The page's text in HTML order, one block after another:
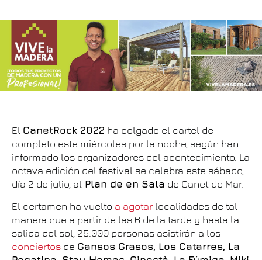
El CanetRock 2022 ha colgado el cartel de
completo este miércoles por la noche, según han
informado los organizadores del acontecimiento. La
octava edición del festival se celebra este sábado,
día 2 de julio, al Plan de en Sala de Canet de Mar.
El certamen ha vuelto a agotar localidades de tal
manera que a partir de las 6 de la tarde y hasta la
salida del sol, 25.000 personas asistirán a los
conciertos de Gansos Grasos, Los Catarres, La